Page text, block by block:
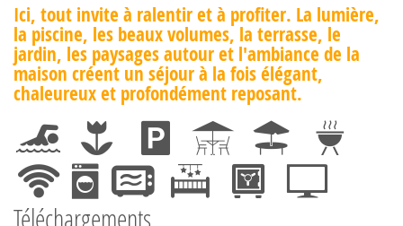
Ici, tout invite à ralentir et à profiter. La lumière,
la piscine, les beaux volumes, la terrasse, le
jardin, les paysages autour et l'ambiance de la
maison créent un séjour à la fois élégant,
chaleureux et profondément reposant.
Téléchargements